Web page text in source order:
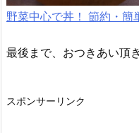
野菜中心で丼！ 節約・
最後まで、おつきあい頂
スポンサーリンク